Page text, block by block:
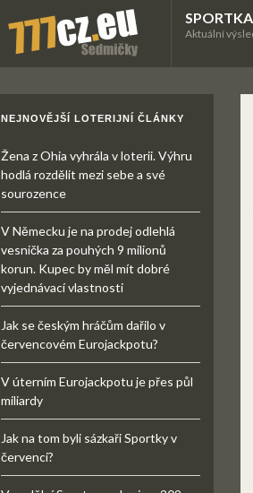
SPORTKA
Aktuální
NEJNOVĚJŠÍ LOTERIJNÍ ČLÁNKY
Žena z Ohia vyhrála v loterii. Výhru
hodlá rozdělit mezi sebe a své
sourozence
V Německu je na prodej odlehlá
vesnička za pouhých 9 milionů
korun. Kupec by měl mít dobré
vyjednávací vlastnosti
Jak se českým hráčům dařilo v
červencovém Eurojackpotu?
V úterním Eurojackpotu je přes půl
miliardy
Jak na tom byli sázkaři Sportky v
červenci?